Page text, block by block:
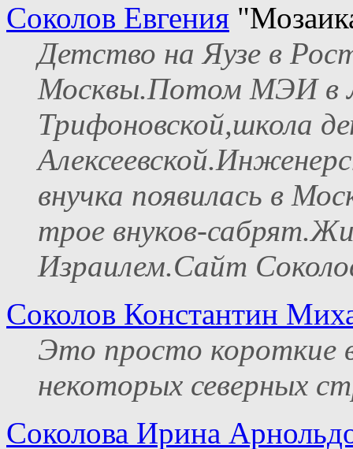
Соколов Евгения
Детство на Яузе в
Москвы.Потом МЭИ в
Трифоновской,школа
внучка появилась в
трое внуков-
Израилем.Сайт
Соколов Константин
Это просто короткие
некоторых северных
Соколова Ирина